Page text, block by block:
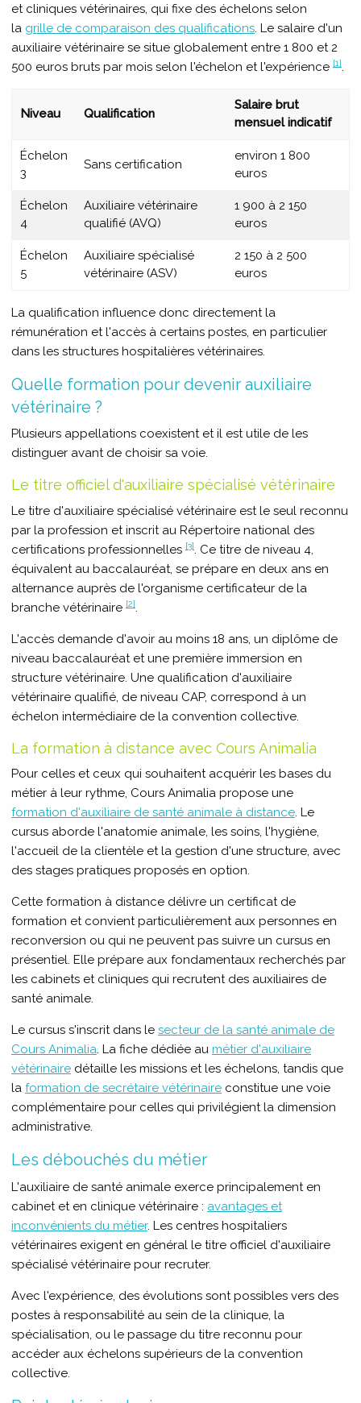
et cliniques vétérinaires, qui fixe des échelons selon
la grille de comparaison des qualifications. Le salaire d'un
auxiliaire vétérinaire se situe globalement entre 1 800 et 2
500 euros bruts par mois selon l'échelon et l'expérience [1].
Niveau Qualification
Salaire brut
mensuel indicatif
Échelon
3
Sans certification
environ 1 800
euros
Échelon
4
Auxiliaire vétérinaire
qualifié (AVQ)
1 900 à 2 150
euros
Échelon
5
Auxiliaire spécialisé
vétérinaire (ASV)
2 150 à 2 500
euros
La qualification influence donc directement la
rémunération et l'accès à certains postes, en particulier
dans les structures hospitalières vétérinaires.
Quelle formation pour devenir auxiliaire
vétérinaire ?
Plusieurs appellations coexistent et il est utile de les
distinguer avant de choisir sa voie.
Le titre officiel d'auxiliaire spécialisé vétérinaire
Le titre d'auxiliaire spécialisé vétérinaire est le seul reconnu
par la profession et inscrit au Répertoire national des
certifications professionnelles [3]. Ce titre de niveau 4,
équivalent au baccalauréat, se prépare en deux ans en
alternance auprès de l'organisme certificateur de la
branche vétérinaire [2].
L'accès demande d'avoir au moins 18 ans, un diplôme de
niveau baccalauréat et une première immersion en
structure vétérinaire. Une qualification d'auxiliaire
vétérinaire qualifié, de niveau CAP, correspond à un
échelon intermédiaire de la convention collective.
La formation à distance avec Cours Animalia
Pour celles et ceux qui souhaitent acquérir les bases du
métier à leur rythme, Cours Animalia propose une
formation d'auxiliaire de santé animale à distance. Le
cursus aborde l'anatomie animale, les soins, l'hygiène,
l'accueil de la clientèle et la gestion d'une structure, avec
des stages pratiques proposés en option.
Cette formation à distance délivre un certificat de
formation et convient particulièrement aux personnes en
reconversion ou qui ne peuvent pas suivre un cursus en
présentiel. Elle prépare aux fondamentaux recherchés par
les cabinets et cliniques qui recrutent des auxiliaires de
santé animale.
Le cursus s'inscrit dans le secteur de la santé animale de
Cours Animalia. La fiche dédiée au métier d'auxiliaire
vétérinaire détaille les missions et les échelons, tandis que
la formation de secrétaire vétérinaire constitue une voie
complémentaire pour celles qui privilégient la dimension
administrative.
Les débouchés du métier
L'auxiliaire de santé animale exerce principalement en
cabinet et en clinique vétérinaire : avantages et
inconvénients du métier. Les centres hospitaliers
vétérinaires exigent en général le titre officiel d'auxiliaire
spécialisé vétérinaire pour recruter.
Avec l'expérience, des évolutions sont possibles vers des
postes à responsabilité au sein de la clinique, la
spécialisation, ou le passage du titre reconnu pour
accéder aux échelons supérieurs de la convention
collective.